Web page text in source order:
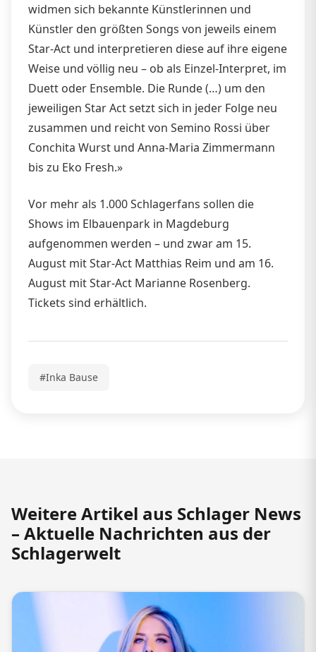
widmen sich bekannte Künstlerinnen und
Künstler den größten Songs von jeweils einem
Star-Act und interpretieren diese auf ihre eigene
Weise und völlig neu – ob als Einzel-Interpret, im
Duett oder Ensemble. Die Runde (…) um den
jeweiligen Star Act setzt sich in jeder Folge neu
zusammen und reicht von Semino Rossi über
Conchita Wurst und Anna-Maria Zimmermann
bis zu Eko Fresh.»
Vor mehr als 1.000 Schlagerfans sollen die
Shows im Elbauenpark in Magdeburg
aufgenommen werden – und zwar am 15.
August mit Star-Act Matthias Reim und am 16.
August mit Star-Act Marianne Rosenberg.
Tickets sind erhältlich.
#Inka Bause
Weitere Artikel aus Schlager News
– Aktuelle Nachrichten aus der
Schlagerwelt